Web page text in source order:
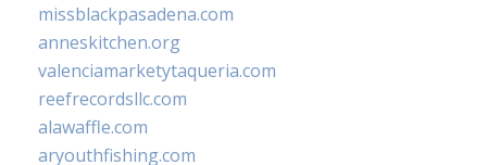
missblackpasadena.com
anneskitchen.org
valenciamarketytaqueria.com
reefrecordsllc.com
alawaffle.com
aryouthfishing.com